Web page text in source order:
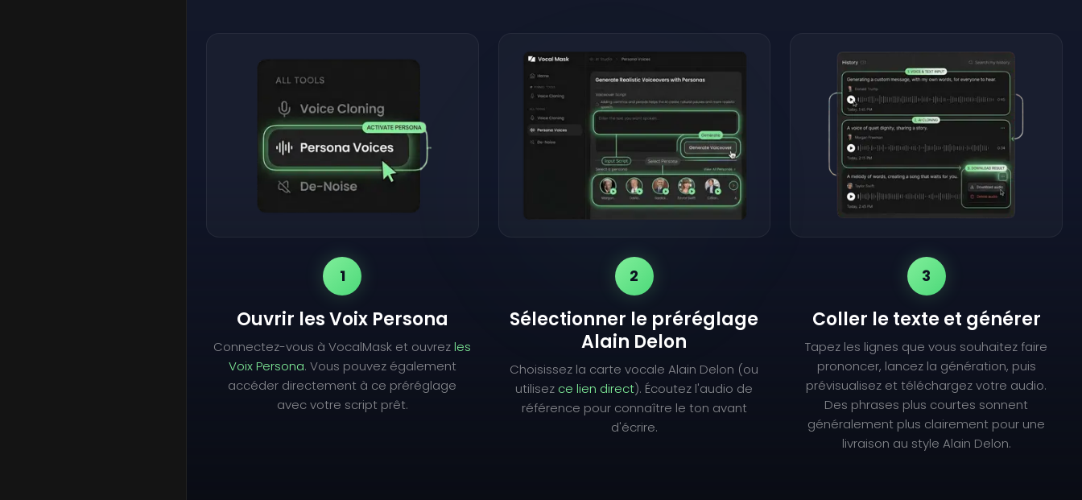
1
Ouvrir les Voix Persona
Connectez-vous à VocalMask et ouvrezles
Voix Persona. Vous pouvez également
accéder directement à ce préréglage
avec votre script prêt.
2
Sélectionner le préréglage
Alain Delon
Choisissez la carte vocale Alain Delon (ou
utilisez ce lien direct). Écoutez l'audio de
référence pour connaître le ton avant
d'écrire.
3
Coller le texte et générer
Tapez les lignes que vous souhaitez faire
prononcer, lancez la génération, puis
prévisualisez et téléchargez votre audio.
Des phrases plus courtes sonnent
généralement plus clairement pour une
livraison au style Alain Delon.